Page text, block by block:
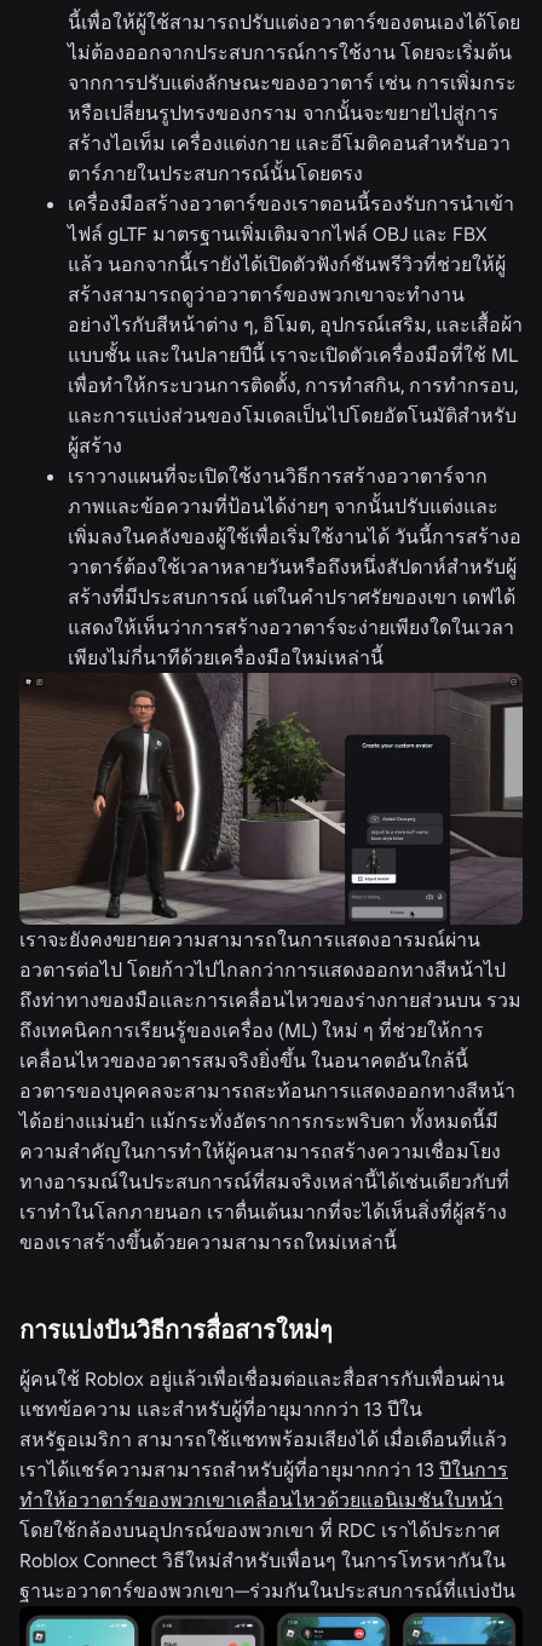
นี้เพื่อให้ผู้ใช้สามารถปรับแต่งอวาตาร์ของตนเองได้โดย
ไม่ต้องออกจากประสบการณ์การใช้งาน โดยจะเริ่มต้น
จากการปรับแต่งลักษณะของอวาตาร์ เช่น การเพิ่มกระ
หรือเปลี่ยนรูปทรงของกราม จากนั้นจะขยายไปสู่การ
สร้างไอเท็ม เครื่องแต่งกาย และอีโมติคอนสำหรับอวา
ตาร์ภายในประสบการณ์นั้นโดยตรง
เครื่องมือสร้างอวาตาร์ของเราตอนนี้รองรับการนำเข้า
ไฟล์ gLTF มาตรฐานเพิ่มเติมจากไฟล์ OBJ และ FBX
แล้ว นอกจากนี้เรายังได้เปิดตัวฟังก์ชันพรีวิวที่ช่วยให้ผู้
สร้างสามารถดูว่าอวาตาร์ของพวกเขาจะทำงาน
อย่างไรกับสีหน้าต่าง ๆ, อิโมต, อุปกรณ์เสริม, และเสื้อผ้า
แบบชั้น และในปลายปีนี้ เราจะเปิดตัวเครื่องมือที่ใช้ ML
เพื่อทำให้กระบวนการติดตั้ง, การทำสกิน, การทำกรอบ,
และการแบ่งส่วนของโมเดลเป็นไปโดยอัตโนมัติสำหรับ
ผู้สร้าง
เราวางแผนที่จะเปิดใช้งานวิธีการสร้างอวาตาร์จาก
ภาพและข้อความที่ป้อนได้ง่ายๆ จากนั้นปรับแต่งและ
เพิ่มลงในคลังของผู้ใช้เพื่อเริ่มใช้งานได้ วันนี้การสร้างอ
วาตาร์ต้องใช้เวลาหลายวันหรือถึงหนึ่งสัปดาห์สำหรับผู้
สร้างที่มีประสบการณ์ แต่ในคำปราศรัยของเขา เดฟได้
แสดงให้เห็นว่าการสร้างอวาตาร์จะง่ายเพียงใดในเวลา
เพียงไม่กี่นาทีด้วยเครื่องมือใหม่เหล่านี้
เราจะยังคงขยายความสามารถในการแสดงอารมณ์ผ่าน
อวตารต่อไป โดยก้าวไปไกลกว่าการแสดงออกทางสีหน้าไป
ถึงท่าทางของมือและการเคลื่อนไหวของร่างกายส่วนบน รวม
ถึงเทคนิคการเรียนรู้ของเครื่อง (ML) ใหม่ ๆ ที่ช่วยให้การ
เคลื่อนไหวของอวตารสมจริงยิ่งขึ้น ในอนาคตอันใกล้นี้
อวตารของบุคคลจะสามารถสะท้อนการแสดงออกทางสีหน้า
ได้อย่างแม่นยำ แม้กระทั่งอัตราการกระพริบตา ทั้งหมดนี้มี
ความสำคัญในการทำให้ผู้คนสามารถสร้างความเชื่อมโยง
ทางอารมณ์ในประสบการณ์ที่สมจริงเหล่านี้ได้เช่นเดียวกับที่
เราทำในโลกภายนอก เราตื่นเต้นมากที่จะได้เห็นสิ่งที่ผู้สร้าง
ของเราสร้างขึ้นด้วยความสามารถใหม่เหล่านี้
การแบ่งปันวิธีการสื่อสารใหม่ๆ
ผู้คนใช้ Roblox อยู่แล้วเพื่อเชื่อมต่อและสื่อสารกับเพื่อนผ่าน
แชทข้อความ และสำหรับผู้ที่อายุมากกว่า 13 ปีใน
สหรัฐอเมริกา สามารถใช้แชทพร้อมเสียงได้ เมื่อเดือนที่แล้ว
เราได้แชร์ความสามารถสำหรับผู้ที่อายุมากกว่า 13 ปีในการ
ทำให้อวาตาร์ของพวกเขาเคลื่อนไหวด้วยแอนิเมชันใบหน้า
โดยใช้กล้องบนอุปกรณ์ของพวกเขา ที่ RDC เราได้ประกาศ
Roblox Connect วิธีใหม่สำหรับเพื่อนๆ ในการโทรหากันใน
ฐานะอวาตาร์ของพวกเขา—ร่วมกันในประสบการณ์ที่แบ่งปัน